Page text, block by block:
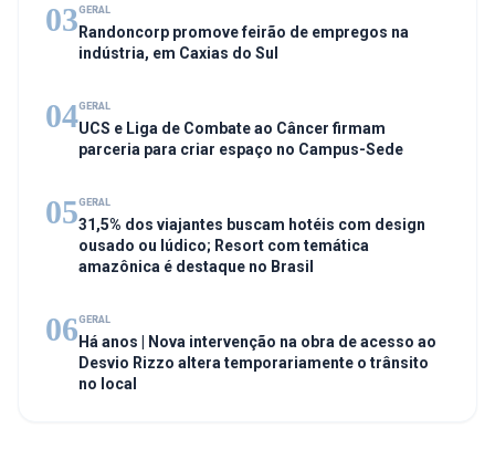
03GERAL
Randoncorp promove feirão de empregos na
indústria, em Caxias do Sul
04GERAL
UCS e Liga de Combate ao Câncer firmam
parceria para criar espaço no Campus-Sede
05GERAL
31,5% dos viajantes buscam hotéis com design
ousado ou lúdico; Resort com temática
amazônica é destaque no Brasil
06GERAL
Há anos | Nova intervenção na obra de acesso ao
Desvio Rizzo altera temporariamente o trânsito
no local